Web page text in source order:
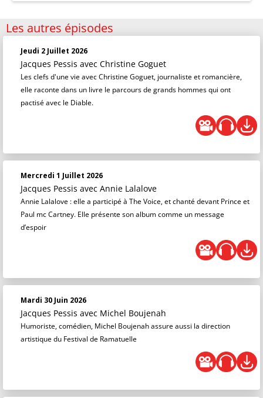
Les autres épisodes
Jeudi 2 Juillet 2026
Jacques Pessis avec Christine Goguet
Les clefs d'une vie avec Christine Goguet, journaliste et romancière,
elle raconte dans un livre le parcours de grands hommes qui ont
pactisé avec le Diable.
Mercredi 1 Juillet 2026
Jacques Pessis avec Annie Lalalove
Annie Lalalove : elle a participé à The Voice, et chanté devant Prince et
Paul mc Cartney. Elle présente son album comme un message
d’espoir
Mardi 30 Juin 2026
Jacques Pessis avec Michel Boujenah
Humoriste, comédien, Michel Boujenah assure aussi la direction
artistique du Festival de Ramatuelle